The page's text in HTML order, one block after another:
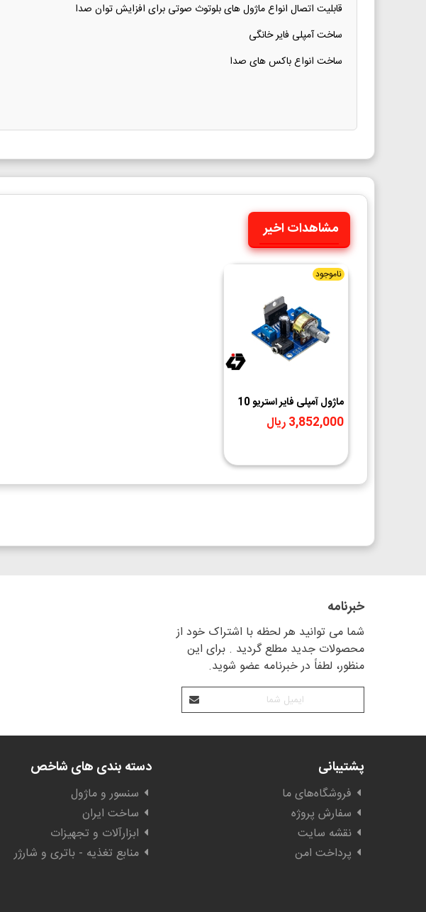
قابلیت اتصال انواع ماژول های بلوتوث صوتی برای افزایش توان صدا
ساخت آمپلی فایر خانگی
ساخت انواع باکس های صدا
مشاهدات اخیر
ناموجود
ماژول آمپلی فایر استریو 10
وات TDA7297SA ایرانیک
3,852,000 ریال
خبرنامه
شما می توانید هر لحظه با اشتراک خود از
محصولات جدید مطلع گردید . برای این
منظور، لطفاً در خبرنامه عضو شوید.
پشتیبانی
فروشگاه‌های ما
سفارش پروژه
نقشه سایت
پرداخت امن
دسته بندی های شاخص
سنسور و ماژول
ساخت ایران
ابزارآلات و تجهیزات
منابع تغذیه - باتری و شارژر